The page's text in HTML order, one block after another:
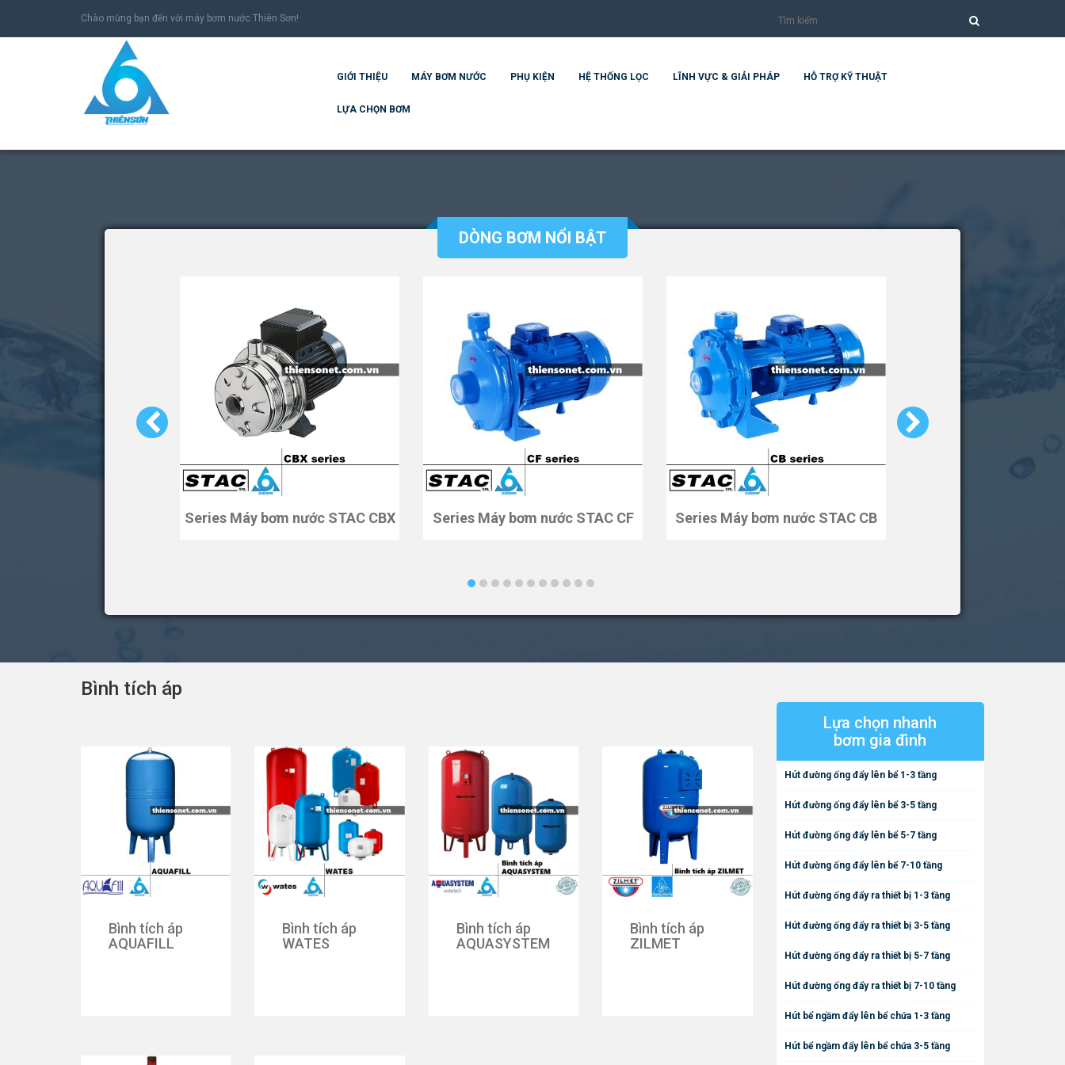
Chào mừng bạn đến với máy bơm nước Thiên Sơn!
GIỚI THIỆU MÁY BƠM NƯỚC PHỤ KIỆN HỆ THỐNG LỌC LĨNH VỰC & GIẢI PHÁP HỖ TRỢ KỸ THUẬT
LỰA CHỌN BƠM
DÒNG BƠM NỔI BẬT
Series Máy bơm nước STAC CBX Series Máy bơm nước STAC CF Series Máy bơm nước STAC CB
Bình tích áp
Bình tích áp
AQUAFILL
Bình tích áp
WATES
Bình tích áp
AQUASYSTEM
Bình tích áp
ZILMET
Lựa chọn nhanh
bơm gia đình
Hút đường ống đẩy lên bể 1-3 tầng
Hút đường ống đẩy lên bể 3-5 tầng
Hút đường ống đẩy lên bể 5-7 tầng
Hút đường ống đẩy lên bể 7-10 tầng
Hút đường ống đẩy ra thiết bị 1-3 tầng
Hút đường ống đẩy ra thiết bị 3-5 tầng
Hút đường ống đẩy ra thiết bị 5-7 tầng
Hút đường ống đẩy ra thiết bị 7-10 tầng
Hút bể ngầm đẩy lên bể chứa 1-3 tầng
Hút bể ngầm đẩy lên bể chứa 3-5 tầng